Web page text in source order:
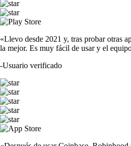
«Llevo desde 2021 y, tras probar otras
la mejor. Es muy fácil de usar y el
-Usuario verificado